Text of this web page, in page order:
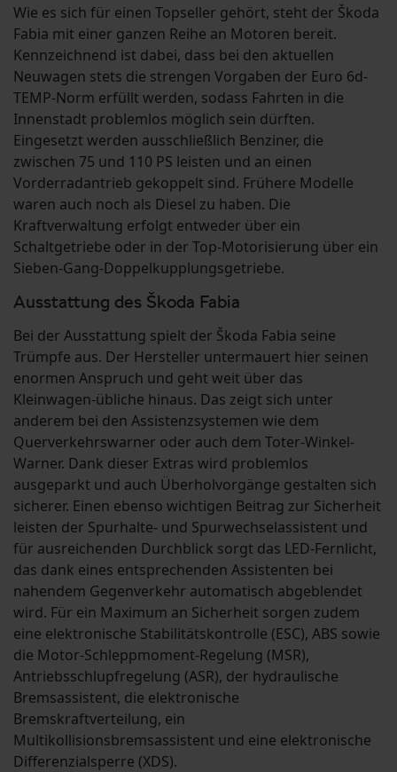
Wie es sich für einen Topseller gehört, steht der Škoda
Fabia mit einer ganzen Reihe an Motoren bereit.
Kennzeichnend ist dabei, dass bei den aktuellen
Neuwagen stets die strengen Vorgaben der Euro 6d-
TEMP-Norm erfüllt werden, sodass Fahrten in die
Innenstadt problemlos möglich sein dürften.
Eingesetzt werden ausschließlich Benziner, die
zwischen 75 und 110 PS leisten und an einen
Vorderradantrieb gekoppelt sind. Frühere Modelle
waren auch noch als Diesel zu haben. Die
Kraftverwaltung erfolgt entweder über ein
Schaltgetriebe oder in der Top-Motorisierung über ein
Sieben-Gang-Doppelkupplungsgetriebe.
Ausstattung des Škoda Fabia
Bei der Ausstattung spielt der Škoda Fabia seine
Trümpfe aus. Der Hersteller untermauert hier seinen
enormen Anspruch und geht weit über das
Kleinwagen-übliche hinaus. Das zeigt sich unter
anderem bei den Assistenzsystemen wie dem
Querverkehrswarner oder auch dem Toter-Winkel-
Warner. Dank dieser Extras wird problemlos
ausgeparkt und auch Überholvorgänge gestalten sich
sicherer. Einen ebenso wichtigen Beitrag zur Sicherheit
leisten der Spurhalte- und Spurwechselassistent und
für ausreichenden Durchblick sorgt das LED-Fernlicht,
das dank eines entsprechenden Assistenten bei
nahendem Gegenverkehr automatisch abgeblendet
wird. Für ein Maximum an Sicherheit sorgen zudem
eine elektronische Stabilitätskontrolle (ESC), ABS sowie
die Motor-Schleppmoment-Regelung (MSR),
Antriebsschlupfregelung (ASR), der hydraulische
Bremsassistent, die elektronische
Bremskraftverteilung, ein
Multikollisionsbremsassistent und eine elektronische
Differenzialsperre (XDS).